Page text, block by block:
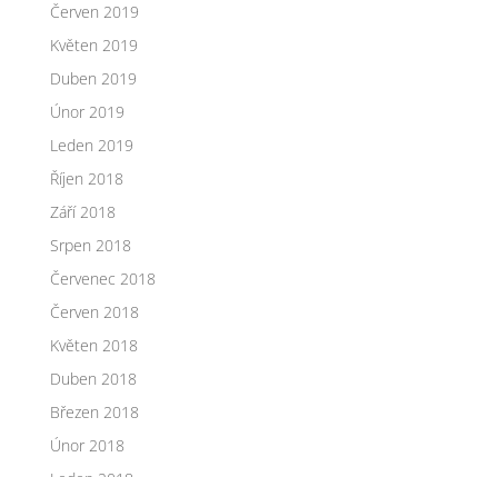
Červen 2019
Květen 2019
Duben 2019
Únor 2019
Leden 2019
Říjen 2018
Září 2018
Srpen 2018
Červenec 2018
Červen 2018
Květen 2018
Duben 2018
Březen 2018
Únor 2018